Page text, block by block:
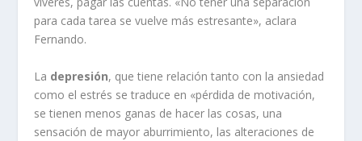
para cada tarea se vuelve más estresante», aclara
Fernando.
La depresión, que tiene relación tanto con la ansiedad
como el estrés se traduce en «pérdida de motivación,
se tienen menos ganas de hacer las cosas, una
sensación de mayor aburrimiento, las alteraciones de